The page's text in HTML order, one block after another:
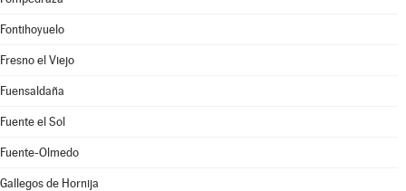
Fontihoyuelo
Fresno el Viejo
Fuensaldaña
Fuente el Sol
Fuente-Olmedo
Gallegos de Hornija